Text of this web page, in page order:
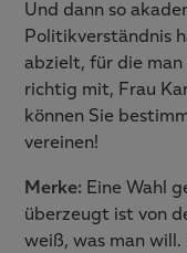
Und dann so
Politikverständnis
abzielt, für die
richtig mit, Frau
können Sie
vereinen!
Merke: Eine Wahl
überzeugt ist von
weiß, was man